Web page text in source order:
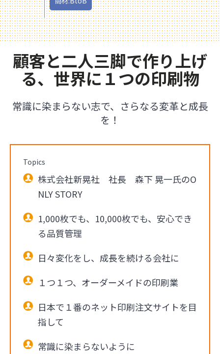
顧客と二人三脚で作り上げ
る、世界に１つの印刷物
常識に染まらない志で、さらなる変革と成長
を！
Topics
株式会社新晃社 社長 森下 晃一氏のO
NLY STORY
1,000枚でも、10,000枚でも、安心でき
る品質管理
日々変化をし、成長を続ける会社に
１つ１つ、オーダーメイドの印刷業
日本で１番のネット印刷注文サイトを目
指して
常識に染まらないように